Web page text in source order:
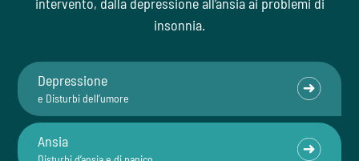
insonnia.
Depressione
e Disturbi dell’umore
Ansia